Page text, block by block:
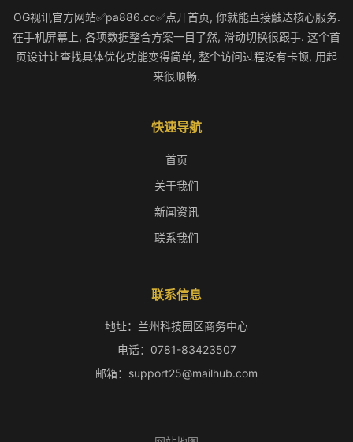
OG视讯官方网站✅pa886.cc✅点开首页, 你就能直接触达核心服务.
在手机屏幕上, 各项数据整合方案一目了然, 滑动切换很跟手. 这个首
页设计让查找具体优化功能变得简单, 整个访问过程没有卡顿, 用起
来很顺畅.
快速导航
首页
关于我们
新闻资讯
联系我们
联系信息
地址：兰州科技园区商务中心
电话：0781-83423507
邮箱：support25@mailhub.com